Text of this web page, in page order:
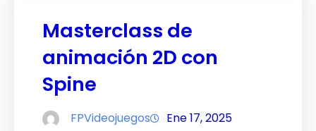
Masterclass de
animación 2D con
Spine
FPVideojuegos Ene 17, 2025